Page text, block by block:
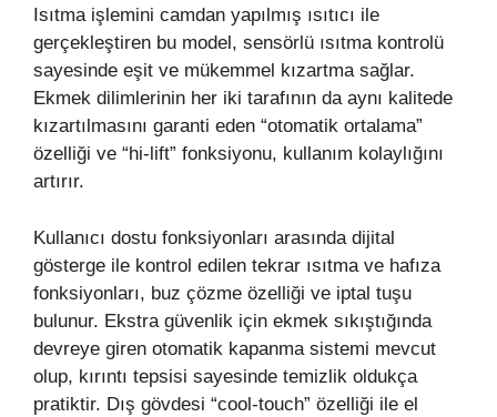
Isıtma işlemini camdan yapılmış ısıtıcı ile
gerçekleştiren bu model, sensörlü ısıtma kontrolü
sayesinde eşit ve mükemmel kızartma sağlar.
Ekmek dilimlerinin her iki tarafının da aynı kalitede
kızartılmasını garanti eden “otomatik ortalama”
özelliği ve “hi-lift” fonksiyonu, kullanım kolaylığını
artırır.
Kullanıcı dostu fonksiyonları arasında dijital
gösterge ile kontrol edilen tekrar ısıtma ve hafıza
fonksiyonları, buz çözme özelliği ve iptal tuşu
bulunur. Ekstra güvenlik için ekmek sıkıştığında
devreye giren otomatik kapanma sistemi mevcut
olup, kırıntı tepsisi sayesinde temizlik oldukça
pratiktir. Dış gövdesi “cool-touch” özelliği ile el